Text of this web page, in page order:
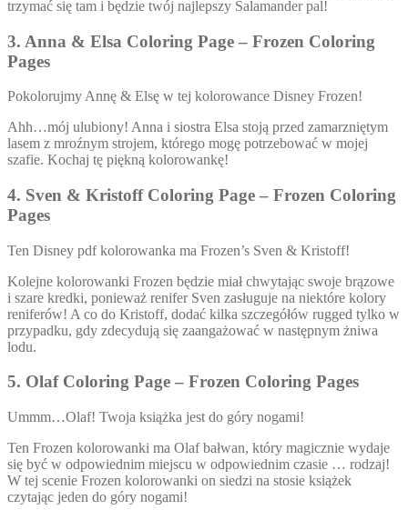
trzymać się tam i będzie twój najlepszy Salamander pal!
3. Anna & Elsa Coloring Page – Frozen Coloring
Pages
Pokolorujmy Annę & Elsę w tej kolorowance Disney Frozen!
Ahh…mój ulubiony! Anna i siostra Elsa stoją przed zamarzniętym
lasem z mroźnym strojem, którego mogę potrzebować w mojej
szafie. Kochaj tę piękną kolorowankę!
4. Sven & Kristoff Coloring Page – Frozen Coloring
Pages
Ten Disney pdf kolorowanka ma Frozen’s Sven & Kristoff!
Kolejne kolorowanki Frozen będzie miał chwytając swoje brązowe
i szare kredki, ponieważ renifer Sven zasługuje na niektóre kolory
reniferów! A co do Kristoff, dodać kilka szczegółów rugged tylko w
przypadku, gdy zdecydują się zaangażować w następnym żniwa
lodu.
5. Olaf Coloring Page – Frozen Coloring Pages
Ummm…Olaf! Twoja książka jest do góry nogami!
Ten Frozen kolorowanki ma Olaf bałwan, który magicznie wydaje
się być w odpowiednim miejscu w odpowiednim czasie … rodzaj!
W tej scenie Frozen kolorowanki on siedzi na stosie książek
czytając jeden do góry nogami!